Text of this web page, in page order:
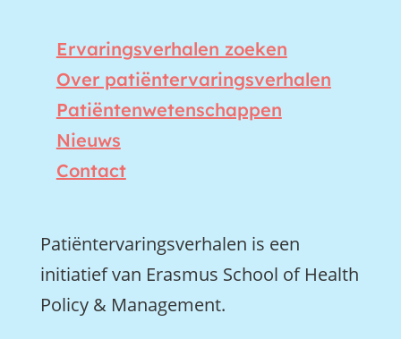
Ervaringsverhalen zoeken
Over patiëntervaringsverhalen
Patiëntenwetenschappen
Nieuws
Contact
Patiëntervaringsverhalen is een
initiatief van Erasmus School of Health
Policy & Management.